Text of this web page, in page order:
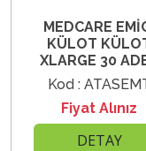
MEDCARE
KÜLOT
XLARGE 30
Kod :
Fiyat Alınız
DETAY